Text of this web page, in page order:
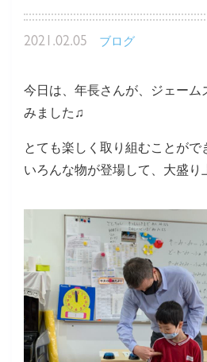
2021.02.05 ブログ
今日は、年長さんが、ジェーム
みました♫
とても楽しく取り組むことがで
いろんな物が登場して、大盛り